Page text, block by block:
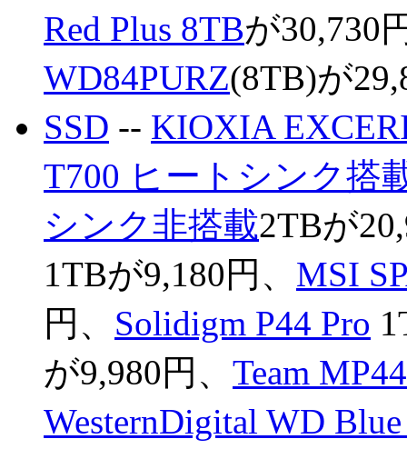
Red Plus 8TBが30,730
WD84PURZ(8TB)が
SSD -- KIOXIA
T700 ヒートシンク搭
シンク非搭載2TBが
1TBが9,180円、 MSI
円、 Solidigm P44 Pro
が9,980円、 Team
WesternDigital WD